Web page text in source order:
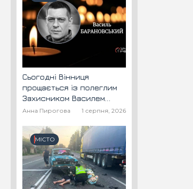
Сьогодні Вінниця
прощається із полеглим
Захисником Василем
Барановським "Шторм"
Анна Пирогова 1 серпня, 2026
МІСТО